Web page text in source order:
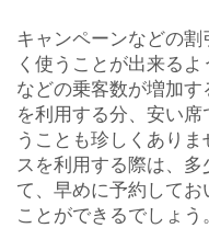
キャンペーンなどの
く使うことが出来る
などの乗客数が増加
を利用する分、安い
うことも珍しくあり
スを利用する際は、
て、早めに予約して
ことができるでしょう。